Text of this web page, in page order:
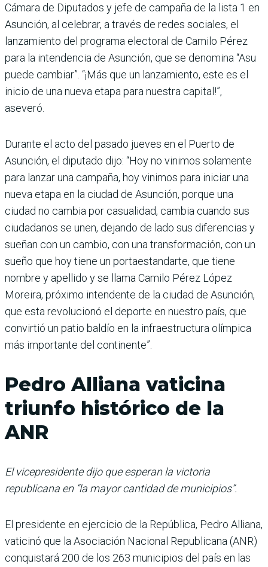
Cámara de Diputados y jefe de campaña de la lista 1 en
Asunción, al celebrar, a través de redes sociales, el
lanzamiento del programa electoral de Camilo Pérez
para la intendencia de Asunción, que se denomina “Asu
puede cambiar”. “¡Más que un lanzamiento, este es el
inicio de una nueva etapa para nuestra capital!”,
aseveró.
Durante el acto del pasado jueves en el Puerto de
Asunción, el diputado dijo: “Hoy no vinimos solamente
para lanzar una cam­paña, hoy vinimos para iniciar una
nueva etapa en la ciudad de Asunción, porque una
ciudad no cambia por casualidad, cambia cuando sus
ciudadanos se unen, dejando de lado sus diferencias y
sueñan con un cambio, con una transformación, con un
sueño que hoy tiene un portaestandarte, que tiene
nombre y apellido y se llama Camilo Pérez López
Moreira, próximo intendente de la ciudad de Asunción,
que esta revolucionó el deporte en nuestro país, que
convirtió un patio baldío en la infraestructura olímpica
más importante del continente”.
Pedro Alliana vaticina
triunfo histórico de la
ANR
El vicepresidente dijo que esperan la victoria
republicana en “la mayor cantidad de municipios”.
El presidente en ejercicio de la República, Pedro Alliana,
vaticinó que la Asociación Nacional Republicana (ANR)
conquistará 200 de los 263 municipios del país en las